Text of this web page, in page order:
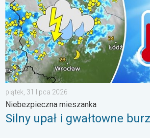
piątek, 31 lipca 2026
Niebezpieczna mieszanka
Silny upał i gwałtowne